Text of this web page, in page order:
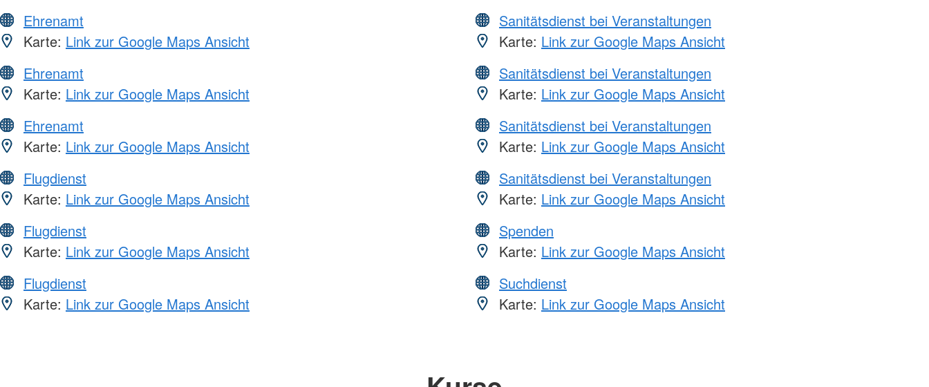
Ehrenamt
Karte: Link zur Google Maps Ansicht
Ehrenamt
Karte: Link zur Google Maps Ansicht
Ehrenamt
Karte: Link zur Google Maps Ansicht
Flugdienst
Karte: Link zur Google Maps Ansicht
Flugdienst
Karte: Link zur Google Maps Ansicht
Flugdienst
Karte: Link zur Google Maps Ansicht
Sanitätsdienst bei Veranstaltungen
Karte: Link zur Google Maps Ansicht
Sanitätsdienst bei Veranstaltungen
Karte: Link zur Google Maps Ansicht
Sanitätsdienst bei Veranstaltungen
Karte: Link zur Google Maps Ansicht
Sanitätsdienst bei Veranstaltungen
Karte: Link zur Google Maps Ansicht
Spenden
Karte: Link zur Google Maps Ansicht
Suchdienst
Karte: Link zur Google Maps Ansicht